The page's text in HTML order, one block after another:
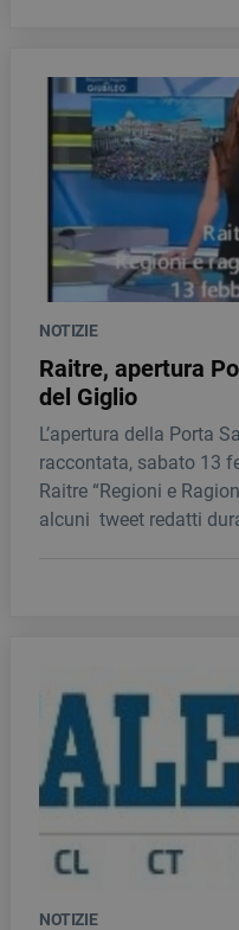
NOTIZIE
Raitre, apertura
del Giglio
L’apertura della Porta
raccontata, sabato 13
Raitre “Regioni e
alcuni tweet redatti
NOTIZIE